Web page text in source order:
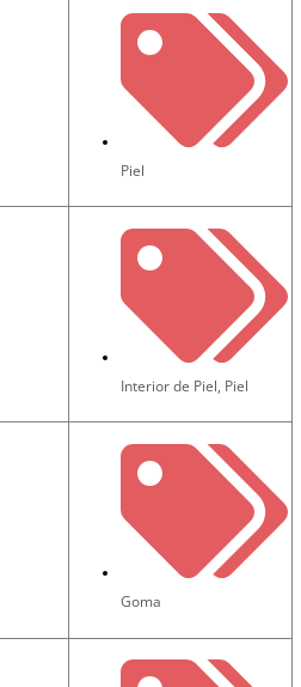
Piel
Interior de Piel, Piel
Goma